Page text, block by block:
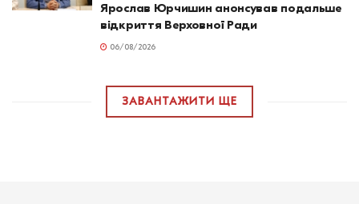
Ярослав Юрчишин анонсував подальше
відкриття Верховної Ради
06/08/2026
ЗАВАНТАЖИТИ ЩЕ